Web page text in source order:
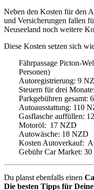
Neben den Kosten für den
und Versicherungen fallen
Neuseeland noch weitere
Diese Kosten setzen sich
Fährpassage Picton-
Personen)
Autoregistrierung: 9
Steuern für drei
Parkgebühren gesamt:
Autoausstattung: 110
Gasflasche auffüllen:
Motoröl: 17 NZD
Autowäsche: 18 NZD
Kosten Autoverkauf:
Gebühr Car Market:
Du planst ebenfalls einen
Die besten Tipps für